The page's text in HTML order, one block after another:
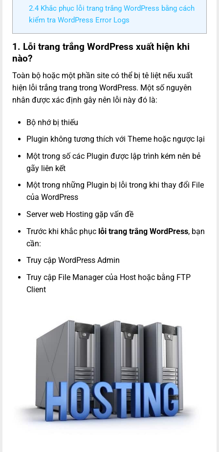
2.4 Khắc phục lỗi trang trắng WordPress bằng cách
kiểm tra WordPress Error Logs
1. Lỗi trang trắng WordPress xuất hiện khi
nào?
Toàn bộ hoặc một phần site có thể bị tê liệt nếu xuất
hiện lỗi trắng trang trong WordPress. Một số nguyên
nhân được xác định gây nên lỗi này đó là:
Bộ nhớ bị thiếu
Plugin không tương thích với Theme hoặc ngược lại
Một trong số các Plugin được lập trình kém nên bẻ
gãy liên kết
Một trong những Plugin bị lỗi trong khi thay đổi File
của WordPress
Server web Hosting gặp vấn đề
Trước khi khắc phục lỗi trang trắng WordPress, bạn
cần:
Truy cập WordPress Admin
Truy cập File Manager của Host hoặc bằng FTP
Client